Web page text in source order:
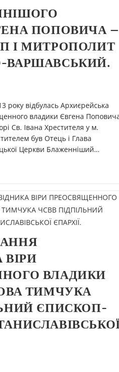
ПОПОВИЧА –
І МИТРОПОЛИТ
ВАРШАВСЬКИЙ.
року відбулась Архиєрейська
владики Євгена
Св. Івана Хрестителя у м.
був Отець і Глава
Церкви Блаженніший…
ВІРИ
ВЛАДИКИ
ТИМЧУКА
ЄПИСКОП-